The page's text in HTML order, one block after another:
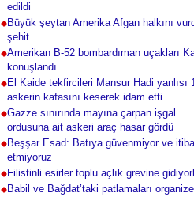
edildi
Büyük şeytan Amerika Afgan halkını
şehit
Amerikan B-52 bombardıman uçakları
konuşlandı
El Kaide tekfircileri Mansur Hadi yanlısı
askerin kafasını keserek idam etti
Gazze sınırında mayına çarpan işgal
ordusuna ait askeri araç hasar gördü
Beşşar Esad: Batıya güvenmiyor ve
etmiyoruz
Filistinli esirler toplu açlık grevine
Babil ve Bağdat’taki patlamaları